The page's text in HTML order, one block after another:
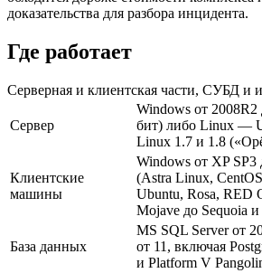
доказательства для разбора инцидента.
Где работает
Серверная и клиентская части, СУБД и
Сервер
Windows от
бит) либо Linux —
Linux 1.7 и 1.8
Клиентские
машины
Windows от XP
(Astra Linux,
Ubuntu, Rosa, RED
Mojave до Sequoia и
База данных
MS SQL Server от
от 11, включая
и Platform V